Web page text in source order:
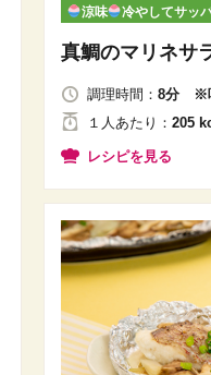
涼味 冷やしてサッ
真鯛のマリネサ
調理時間： 8分 ※
１人 あたり ： 205
レシピを見る